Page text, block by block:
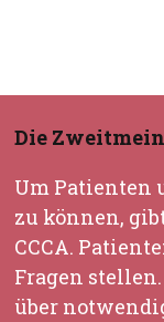
Die
Um Patienten
zu können,
CCCA.
Fragen
über